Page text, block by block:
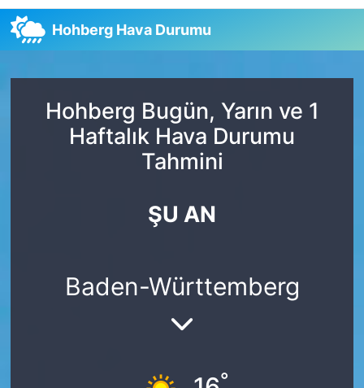
Hohberg Hava Durumu
Hohberg Bugün, Yarın ve 1
Haftalık Hava Durumu
Tahmini
ŞU AN
Baden-Württemberg
°
SPOR
DEUTSCH
Tüm Manşetler
Son Dakika Haberleri